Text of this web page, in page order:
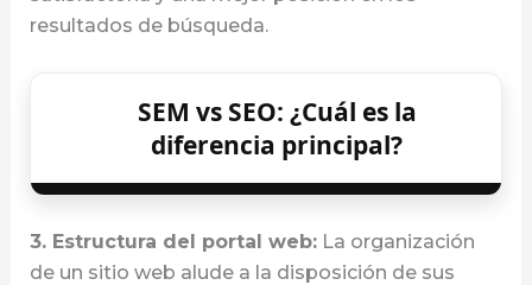
resultados de búsqueda.
SEM vs SEO: ¿Cuál es la
diferencia principal?
3. Estructura del portal web:La organización
de un sitio web alude a la disposición de sus